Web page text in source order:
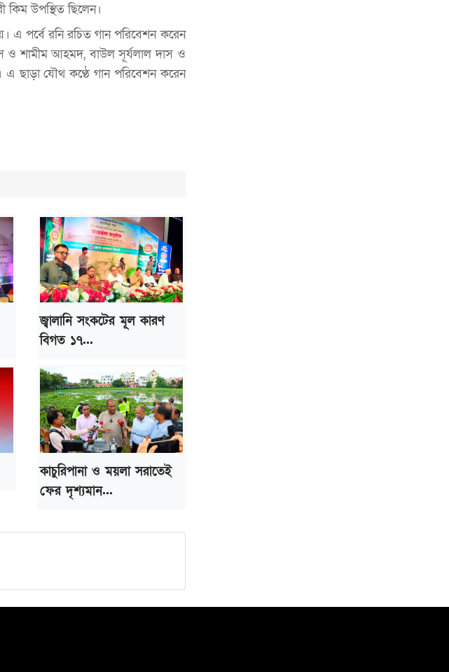
কিম উপস্থিত ছিলেন।
পর্বে রনি রচিত গান পরিবেশন করেন
ও শামীম আহমদ, বাউল সূর্যলাল দাস ও
এ ছাড়া যৌথ কণ্ঠে গান পরিবেশন করেন
জ্বালানি সংকটের মূল কারণ
বিগত ১৭...
কাচুরিপানা ও ময়লা সরাতেই
ফের দৃশ্যমান...